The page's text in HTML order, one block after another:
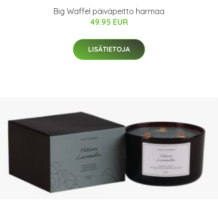
Big Waffel päiväpeitto harmaa
49.95 EUR
LISÄTIETOJA